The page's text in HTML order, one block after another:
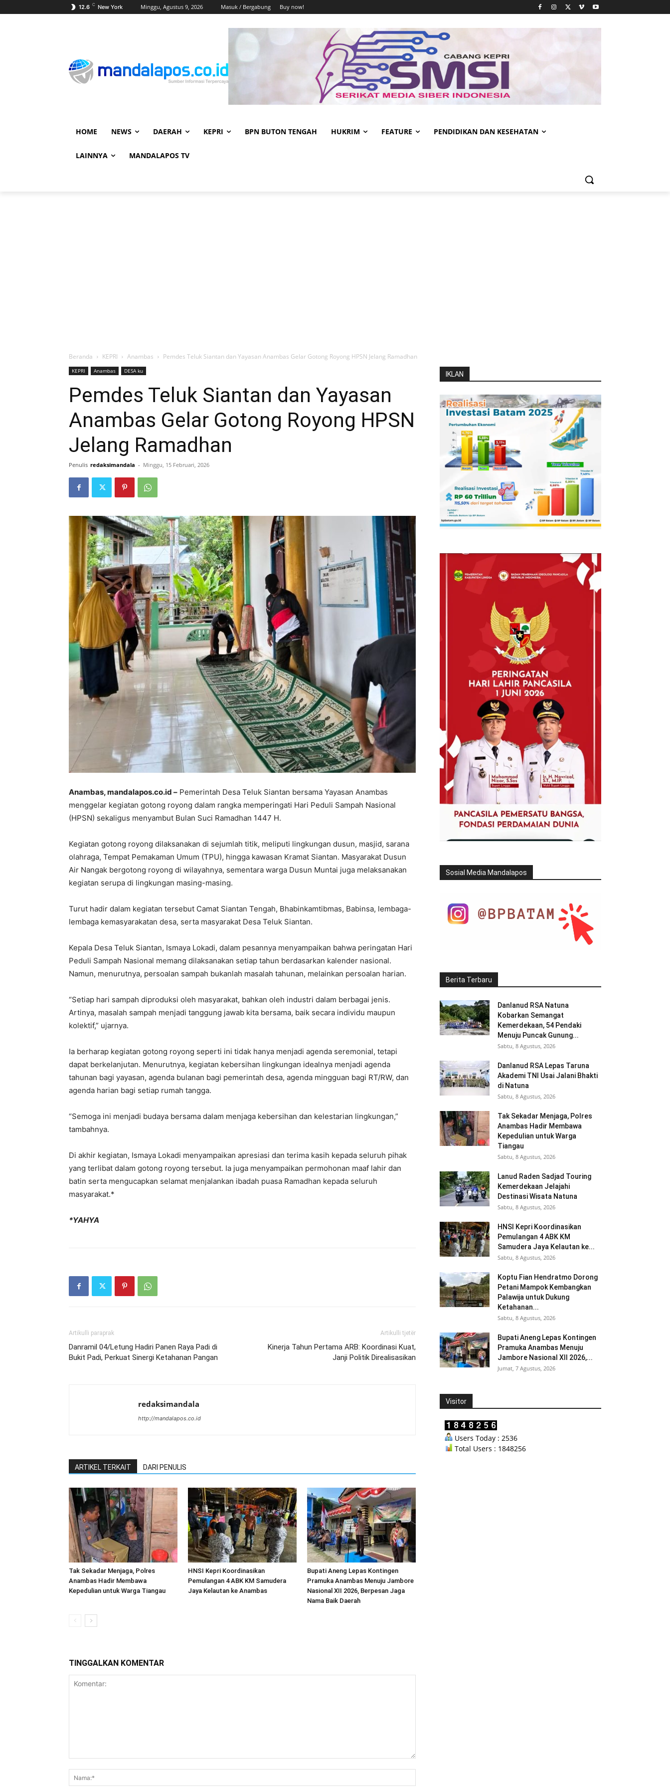
12.6 C New York Minggu, Agustus 9, 2026 Masuk / Bergabung Buy now!
HOME NEWS DAERAH KEPRI BPN BUTON TENGAH HUKRIM FEATURE PENDIDIKAN DAN KESEHATAN
LAINNYA MANDALAPOS TV
Beranda KEPRI Anambas Pemdes Teluk Siantan dan Yayasan Anambas Gelar Gotong Royong HPSN Jelang Ramadhan
KEPRI Anambas DESA ku
Pemdes Teluk Siantan dan Yayasan
Anambas Gelar Gotong Royong HPSN
Jelang Ramadhan
Penulis redaksimandala - Minggu, 15 Februari, 2026
Anambas, mandalapos.co.id – Pemerintah Desa Teluk Siantan bersama Yayasan Anambas
menggelar kegiatan gotong royong dalam rangka memperingati Hari Peduli Sampah Nasional
(HPSN) sekaligus menyambut Bulan Suci Ramadhan 1447 H.
Kegiatan gotong royong dilaksanakan di sejumlah titik, meliputi lingkungan dusun, masjid, sarana
olahraga, Tempat Pemakaman Umum (TPU), hingga kawasan Kramat Siantan. Masyarakat Dusun
Air Nangak bergotong royong di wilayahnya, sementara warga Dusun Muntai juga melaksanakan
kegiatan serupa di lingkungan masing-masing.
Turut hadir dalam kegiatan tersebut Camat Siantan Tengah, Bhabinkamtibmas, Babinsa, lembaga-
lembaga kemasyarakatan desa, serta masyarakat Desa Teluk Siantan.
Kepala Desa Teluk Siantan, Ismaya Lokadi, dalam pesannya menyampaikan bahwa peringatan Hari
Peduli Sampah Nasional memang dilaksanakan setiap tahun berdasarkan kalender nasional.
Namun, menurutnya, persoalan sampah bukanlah masalah tahunan, melainkan persoalan harian.
“Setiap hari sampah diproduksi oleh masyarakat, bahkan oleh industri dalam berbagai jenis.
Artinya, masalah sampah menjadi tanggung jawab kita bersama, baik secara individu maupun
kolektif,” ujarnya.
Ia berharap kegiatan gotong royong seperti ini tidak hanya menjadi agenda seremonial, tetapi
dapat berkelanjutan. Menurutnya, kegiatan kebersihan lingkungan idealnya menjadi agenda
tahunan bagi yayasan, agenda bulanan bagi pemerintah desa, agenda mingguan bagi RT/RW, dan
agenda harian bagi setiap rumah tangga.
“Semoga ini menjadi budaya bersama dalam menjaga kebersihan dan kelestarian lingkungan,”
tambahnya.
Di akhir kegiatan, Ismaya Lokadi menyampaikan apresiasi dan terima kasih kepada seluruh pihak
yang terlibat dalam gotong royong tersebut. Ia juga menyampaikan permohonan maaf lahir dan
batin serta mengucapkan selamat menjalankan ibadah puasa Ramadhan kepada seluruh
masyarakat.*
*YAHYA
Artikulli paraprak
Danramil 04/Letung Hadiri Panen Raya Padi di
Bukit Padi, Perkuat Sinergi Ketahanan Pangan
Artikulli tjetër
Kinerja Tahun Pertama ARB: Koordinasi Kuat,
Janji Politik Direalisasikan
redaksimandala
http://mandalapos.co.id
ARTIKEL TERKAIT DARI PENULIS
Tak Sekadar Menjaga, Polres
Anambas Hadir Membawa
Kepedulian untuk Warga Tiangau
HNSI Kepri Koordinasikan
Pemulangan 4 ABK KM Samudera
Jaya Kelautan ke Anambas
Bupati Aneng Lepas Kontingen
Pramuka Anambas Menuju Jambore
Nasional XII 2026, Berpesan Jaga
Nama Baik Daerah
TINGGALKAN KOMENTAR
IKLAN
Sosial Media Mandalapos
Berita Terbaru
Danlanud RSA Natuna
Kobarkan Semangat
Kemerdekaan, 54 Pendaki
Menuju Puncak Gunung...
Sabtu, 8 Agustus, 2026
Danlanud RSA Lepas Taruna
Akademi TNI Usai Jalani Bhakti
di Natuna
Sabtu, 8 Agustus, 2026
Tak Sekadar Menjaga, Polres
Anambas Hadir Membawa
Kepedulian untuk Warga
Tiangau
Sabtu, 8 Agustus, 2026
Lanud Raden Sadjad Touring
Kemerdekaan Jelajahi
Destinasi Wisata Natuna
Sabtu, 8 Agustus, 2026
HNSI Kepri Koordinasikan
Pemulangan 4 ABK KM
Samudera Jaya Kelautan ke...
Sabtu, 8 Agustus, 2026
Koptu Fian Hendratmo Dorong
Petani Mampok Kembangkan
Palawija untuk Dukung
Ketahanan...
Sabtu, 8 Agustus, 2026
Bupati Aneng Lepas Kontingen
Pramuka Anambas Menuju
Jambore Nasional XII 2026,...
Jumat, 7 Agustus, 2026
Visitor
Users Today : 2536
Total Users : 1848256